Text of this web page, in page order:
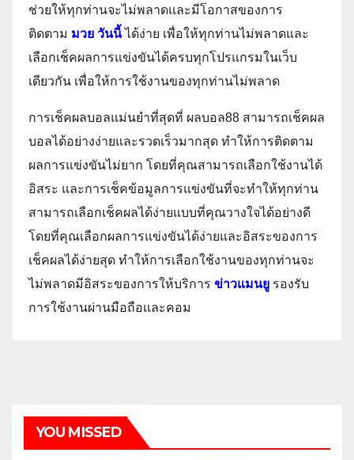
ช่วยให้ทุกท่านจะไม่พลาดและมีโอกาสของการ
ติดตาม มวย วันนี้ ได้ง่าย เพื่อให้ทุกท่านไม่พลาดและ
เลือกเช็คผลการแข่งขันได้ครบทุกโปรแกรมในเว็บ
เดียวกัน เพื่อให้การใช้งานของทุกท่านไม่พลาด
การเช็คผลบอลแม่นยำที่สุดที่ ผลบอล88 สามารถเช็คผล
บอลได้อย่างง่ายและรวดเร็วมากสุด ทำให้การติดตาม
ผลการแข่งขันไม่ยาก โดยที่คุณสามารถเลือกใช้งานได้
อิสระ และการเช็คข้อมูลการแข่งขันที่จะทำให้ทุกท่าน
สามารถเลือกเช็คผลได้ง่ายแบบที่คุณวางใจได้อย่างดี
โดยที่คุณเลือกผลการแข่งขันได้ง่ายและอิสระของการ
เช็คผลได้ง่ายสุด ทำให้การเลือกใช้งานของทุกท่านจะ
ไม่พลาดมีอิสระของการให้บริการ ข่าวแมนยู รองรับ
การใช้งานผ่านมือถือและคอม
YOU MISSED